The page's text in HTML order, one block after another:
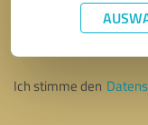
Ich stimme den